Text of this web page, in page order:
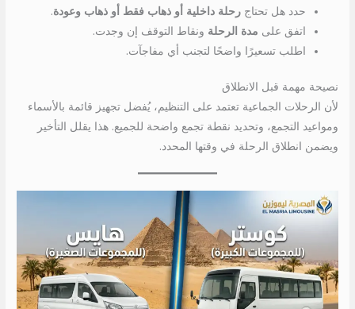
حدد هل تحتاجرحلة داخلية أو ذهاب فقط أو ذهاب وعودة.
اتفق على مدة الرحلة ونقاط التوقف إن وجدت.
اطلب تسعيرًا واضحًا لتجنب أي مفاجآت.
نصيحة مهمة قبل الانطلاق
لأن الرحلات الجماعية تعتمد على التنظيم، يُفضل تجهيز قائمة بالأسماء
ومواعيد التجمع، وتحديد نقطة تجمع واضحة للجميع. هذا يقلل التأخير
ويضمن انطلاق الرحلة في وقتها المحدد.